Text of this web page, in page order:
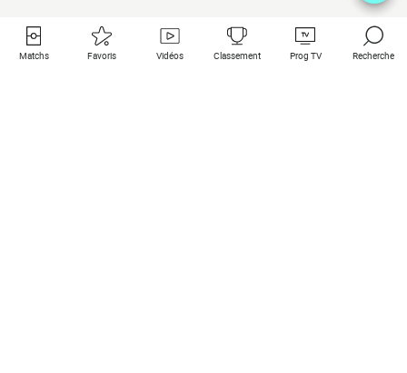
Matchs Favoris Vidéos Classement Prog TV Recherche